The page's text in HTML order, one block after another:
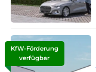
KfW-Förderung
verfügbar